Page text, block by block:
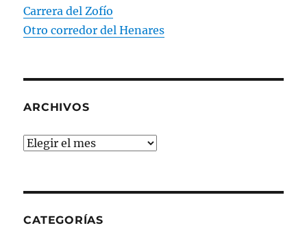
Carrera del Zofío
Otro corredor del Henares
ARCHIVOS
Archivos
CATEGORÍAS